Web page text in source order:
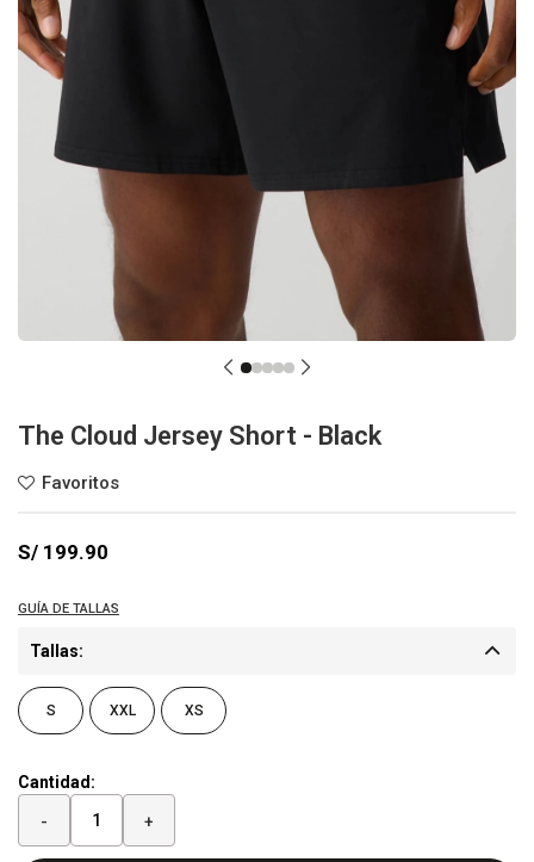
The Cloud Jersey Short - Black
S/ 199.90
Tallas:
S XXL XS
Cantidad:
- +